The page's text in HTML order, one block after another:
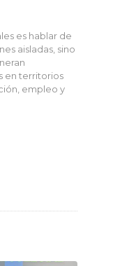
es hablar de
aisladas, sino
en territorios
empleo y